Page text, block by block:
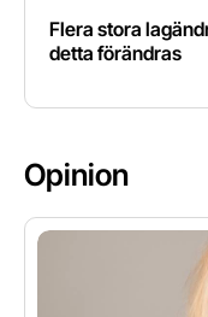
Flera stora
detta förändras
Opinion